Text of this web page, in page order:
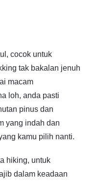
cocok untuk
tak bakalan jenuh
macam
loh, anda pasti
pinus dan
yang indah dan
kamu pilih nanti.
hiking, untuk
dalam keadaan